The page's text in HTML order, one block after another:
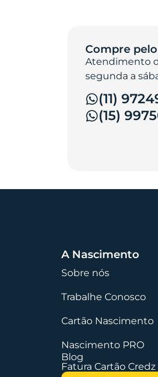
Compre
Atendimento
segunda a
(11)
(15)
A Nascimento
Sobre nós
Trabalhe Conosco
Cartão Nascimento
Nascimento PRO
Blog
Fatura Cartão Credz